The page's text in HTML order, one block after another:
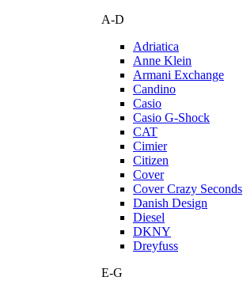
A-D
Adriatica
Anne Klein
Armani Exchange
Candino
Casio
Casio G-Shock
CAT
Cimier
Citizen
Cover
Cover Crazy Seconds
Danish Design
Diesel
DKNY
Dreyfuss
E-G